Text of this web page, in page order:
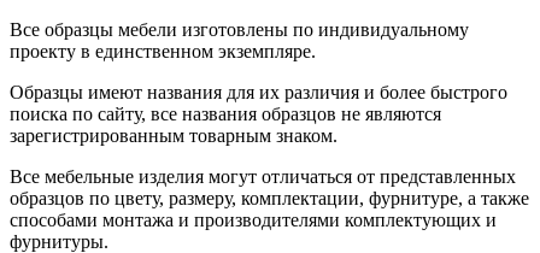
Все образцы мебели изготовлены по индивидуальному
проекту в единственном экземпляре.
Образцы имеют названия для их различия и более быстрого
поиска по сайту, все названия образцов не являются
зарегистрированным товарным знаком.
Все мебельные изделия могут отличаться от представленных
образцов по цвету, размеру, комплектации, фурнитуре, а также
способами монтажа и производителями комплектующих и
фурнитуры.